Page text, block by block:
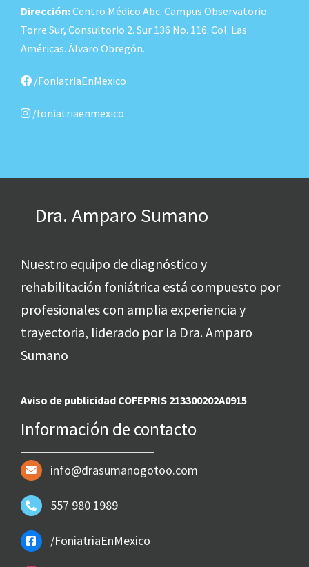
Dirección:Centro Médico Abc. Campus Observatorio
Torre Sur, Consultorio 2. Sur 136 No. 116. Col. Las
Américas. Álvaro Obregón.
/FoniatriaEnMexico
/foniatriaenmexico
Dra. Amparo Sumano
Nuestro equipo de diagnóstico y
rehabilitación foniátrica está compuesto por
profesionales con amplia experiencia y
trayectoria, liderado por la Dra. Amparo
Sumano
Aviso de publicidad COFEPRIS 213300202A0915
Información de contacto
info@drasumanogotoo.com
557 980 1989
/FoniatriaEnMexico